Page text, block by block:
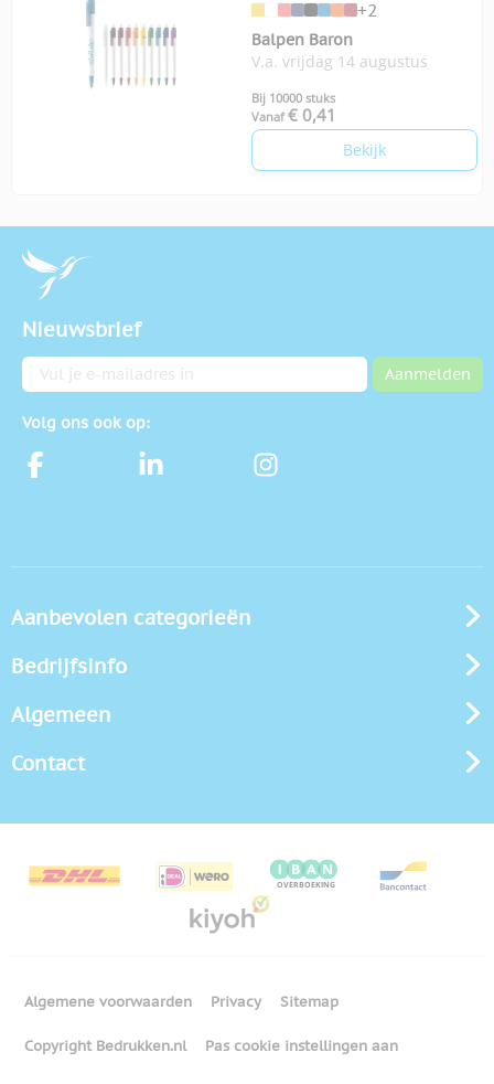
+2
Balpen Baron
V.a. vrijdag 14 augustus
Bij 10000 stuks
Vanaf € 0,41
Bekijk
Nieuwsbrief
E-mailadres Aanmelden
Volg ons ook op:
Aanbevolen categorieën
Bedrijfsinfo
Algemeen
Contact
Algemene voorwaarden Privacy Sitemap
Copyright Bedrukken.nl Pas cookie instellingen aan